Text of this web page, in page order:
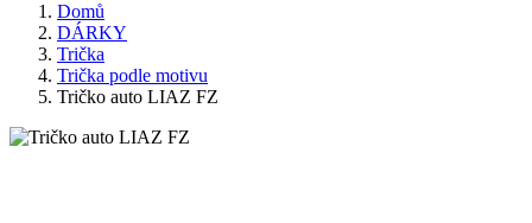
Domů
DÁRKY
Trička
Trička podle motivu
Tričko auto LIAZ FZ